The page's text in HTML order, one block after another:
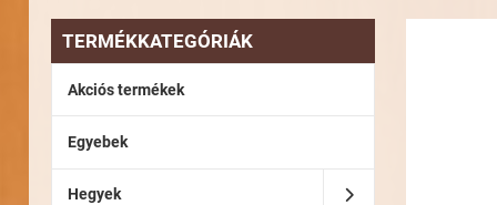
TERMÉKKATEGÓRIÁK
Akciós termékek
Egyebek
Hegyek